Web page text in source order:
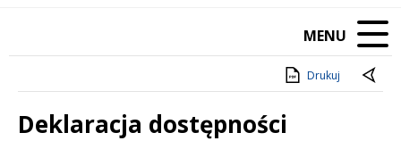
MENU
Drukuj
Deklaracja dostępności